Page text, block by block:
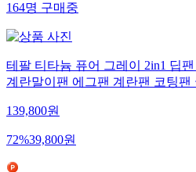
164명구매중
테팔 티타늄 퓨어 그레이 2in1 딥
계란말이팬 에그팬 계란팬 코팅
139,800원
72%39,800원